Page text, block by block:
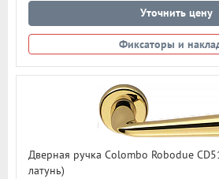
Уточнить цену
Фиксаторы и
Дверная ручка Colombo Robodue
латунь)